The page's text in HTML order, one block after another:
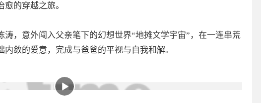
的穿越之旅。
涛，意外闯入父亲笔下的幻想世界“地摊文学宇宙”，在一连串荒
敛的爱意，完成与爸爸的平视与自我和解。